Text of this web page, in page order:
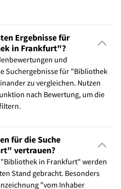
Ergebnisse für
in Frankfurt"?
und
Suchergebnisse für "Bibliothek
zu vergleichen. Nutzen
nach Bewertung, um die
für die Suche
vertrauen?
"Bibliothek in Frankfurt" werden
Stand gebracht. Besonders
"vom Inhaber